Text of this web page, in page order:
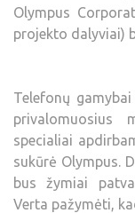
Olympus
projekto dalyviai)
Telefonų
privalomuosius
specialiai
sukūrė Olympus.
bus žymiai
Verta pažymėti,